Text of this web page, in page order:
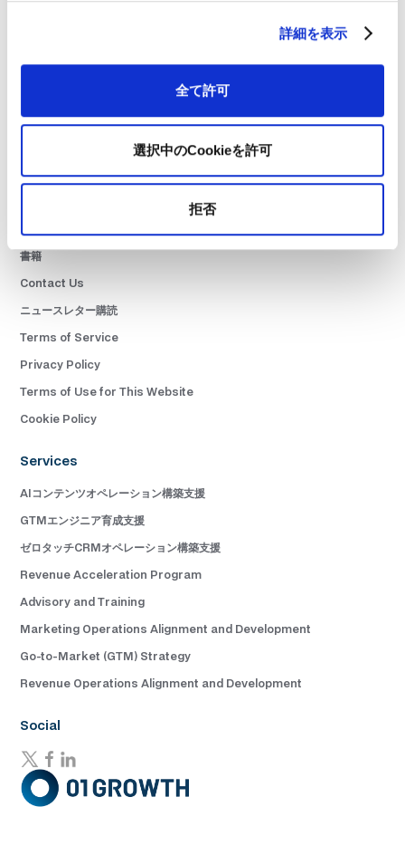
詳細を表示
全て許可
選択中のCookieを許可
拒否
Team Members
Career
書籍
Contact Us
ニュースレター購読
Terms of Service
Privacy Policy
Terms of Use for This Website
Cookie Policy
Services
AIコンテンツオペレーション構築支援
GTMエンジニア育成支援
ゼロタッチCRMオペレーション構築支援
Revenue Acceleration Program
Advisory and Training
Marketing Operations Alignment and Development
Go-to-Market (GTM) Strategy
Revenue Operations Alignment and Development
Social